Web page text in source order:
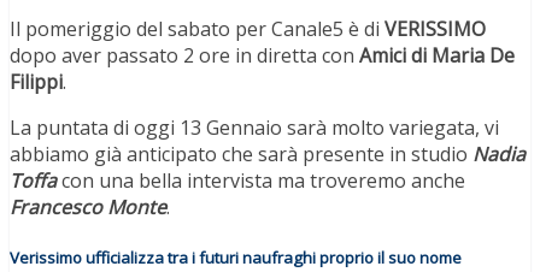
Il pomeriggio del sabato per Canale5 è di VERISSIMO
dopo aver passato 2 ore in diretta con Amici di Maria De
Filippi.
La puntata di oggi 13 Gennaio sarà molto variegata, vi
abbiamo già anticipato che sarà presente in studio Nadia
Toffacon una bella intervista ma troveremo anche
Francesco Monte.
Verissimo ufficializza tra i futuri naufraghi proprio il suo nome